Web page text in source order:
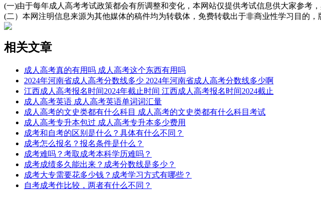
(一)由于每年成人高考考试政策都会有所调整和变化，本网站仅提供考试信息供大家参考
(二）本网注明信息来源为其他媒体的稿件均为转载体，免费转载出于非商业性学习目的
相关文章
成人高考真的有用吗 成人高考这个东西有用吗
2024年河南省成人高考分数线多少 2024年河南省成人高考分数线多少啊
江西成人高考报名时间2024年截止时间 江西成人高考报名时间2024截止
成人高考英语 成人高考英语单词词汇量
成人高考的文史类都有什么科目 成人高考的文史类都有什么科目考试
成人高考专升本包过 成人高考专升本多少费用
成考和自考的区别是什么？具体有什么不同？
成考怎么报名？报名条件是什么？
成考难吗？考取成考本科学历难吗？
成考成绩多久能出来？成考分数线是多少？
成考大专需要花多少钱？成考学习方式有哪些？
自考成考作比较，两者有什么不同？